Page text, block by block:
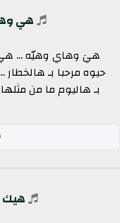
هي
هيَ وهاي وهيّه ... هيَ
حيوه مرحبا بـ هالخطار
بـ هاليوم ما من
هيك